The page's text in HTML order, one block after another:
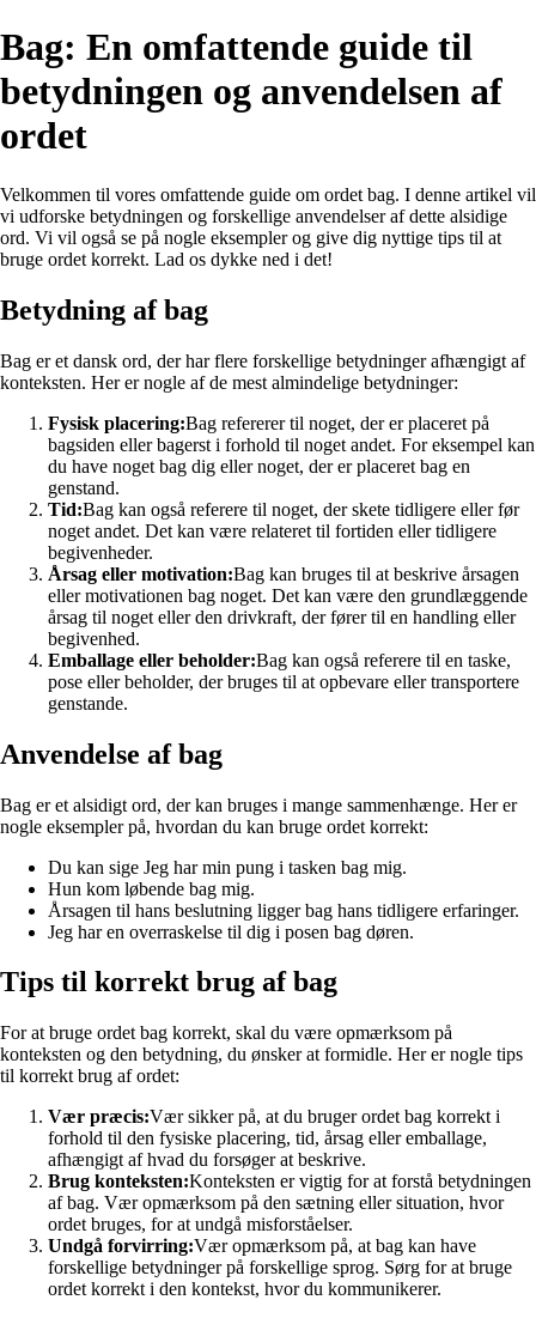
Bag: En omfattende guide til
betydningen og anvendelsen af
ordet
Velkommen til vores omfattende guide om ordet bag. I denne artikel vil
vi udforske betydningen og forskellige anvendelser af dette alsidige
ord. Vi vil også se på nogle eksempler og give dig nyttige tips til at
bruge ordet korrekt. Lad os dykke ned i det!
Betydning af bag
Bag er et dansk ord, der har flere forskellige betydninger afhængigt af
konteksten. Her er nogle af de mest almindelige betydninger:
Fysisk placering:Bag refererer til noget, der er placeret på
bagsiden eller bagerst i forhold til noget andet. For eksempel kan
du have noget bag dig eller noget, der er placeret bag en
genstand.
Tid:Bag kan også referere til noget, der skete tidligere eller før
noget andet. Det kan være relateret til fortiden eller tidligere
begivenheder.
Årsag eller motivation:Bag kan bruges til at beskrive årsagen
eller motivationen bag noget. Det kan være den grundlæggende
årsag til noget eller den drivkraft, der fører til en handling eller
begivenhed.
Emballage eller beholder:Bag kan også referere til en taske,
pose eller beholder, der bruges til at opbevare eller transportere
genstande.
Anvendelse af bag
Bag er et alsidigt ord, der kan bruges i mange sammenhænge. Her er
nogle eksempler på, hvordan du kan bruge ordet korrekt:
Du kan sige Jeg har min pung i tasken bag mig.
Hun kom løbende bag mig.
Årsagen til hans beslutning ligger bag hans tidligere erfaringer.
Jeg har en overraskelse til dig i posen bag døren.
Tips til korrekt brug af bag
For at bruge ordet bag korrekt, skal du være opmærksom på
konteksten og den betydning, du ønsker at formidle. Her er nogle tips
til korrekt brug af ordet:
Vær præcis:Vær sikker på, at du bruger ordet bag korrekt i
forhold til den fysiske placering, tid, årsag eller emballage,
afhængigt af hvad du forsøger at beskrive.
Brug konteksten:Konteksten er vigtig for at forstå betydningen
af bag. Vær opmærksom på den sætning eller situation, hvor
ordet bruges, for at undgå misforståelser.
Undgå forvirring:Vær opmærksom på, at bag kan have
forskellige betydninger på forskellige sprog. Sørg for at bruge
ordet korrekt i den kontekst, hvor du kommunikerer.